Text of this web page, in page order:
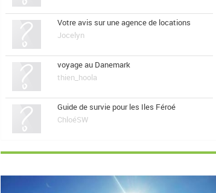
Votre avis sur une agence de locations
Jocelyn
voyage au Danemark
thien_hoola
Guide de survie pour les Iles Féroé
ChloéSW